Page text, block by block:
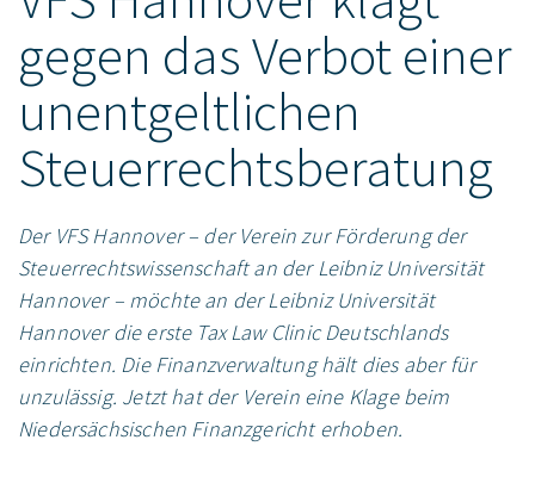
gegen das Verbot einer
unentgeltlichen
Steuerrechtsberatung
Der VFS Hannover – der Verein zur Förderung der
Steuerrechtswissenschaft an der Leibniz Universität
Hannover – möchte an der Leibniz Universität
Hannover die erste Tax Law Clinic Deutschlands
einrichten. Die Finanzverwaltung hält dies aber für
unzulässig. Jetzt hat der Verein eine Klage beim
Niedersächsischen Finanzgericht erhoben.